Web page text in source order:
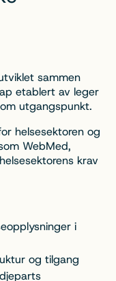
sammen
etablert av leger
utgangspunkt.
helsesektoren og
WebMed,
krav
i
og tilgang